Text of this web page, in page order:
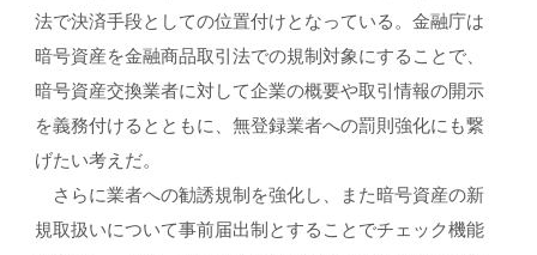
法で決済手段としての位置付けとなっている。金融庁は
暗号資産を金融商品取引法での規制対象にすることで、
暗号資産交換業者に対して企業の概要や取引情報の開示
を義務付けるとともに、無登録業者への罰則強化にも繋
げたい考えだ。
さらに業者への勧誘規制を強化し、また暗号資産の新
規取扱いについて事前届出制とすることでチェック機能